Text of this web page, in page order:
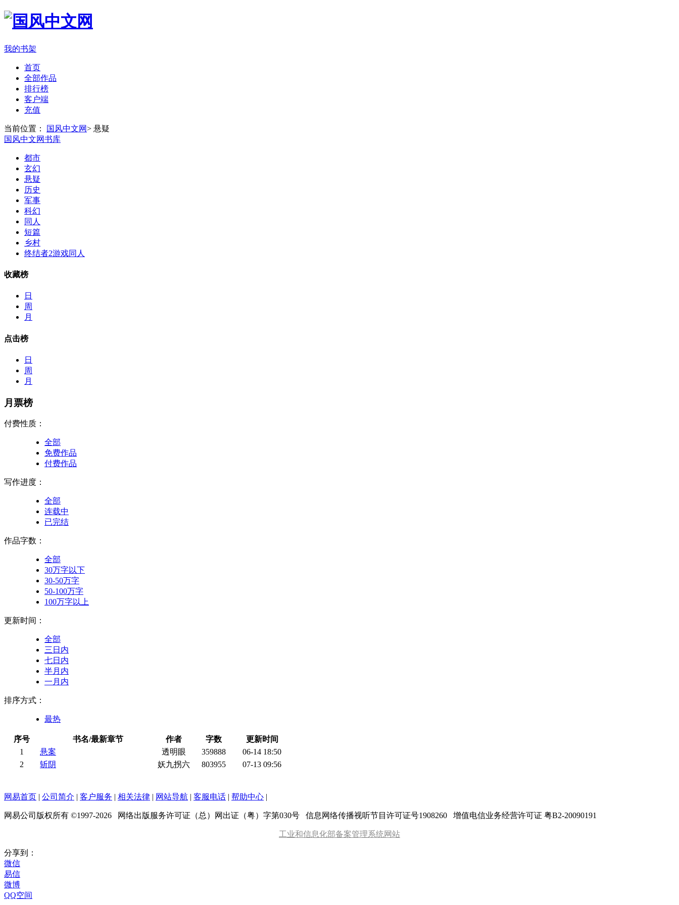
我的书架
首页
全部作品
排行榜
客户端
充值
当前位置： 国风中文网> 悬疑
国风中文网书库
都市
玄幻
悬疑
历史
军事
科幻
同人
短篇
乡村
终结者2游戏同人
收藏榜
日
周
月
点击榜
日
周
月
月票榜
付费性质：
全部
免费作品
付费作品
写作进度：
全部
连载中
已完结
作品字数：
全部
30万字以下
30-50万字
50-100万字
100万字以上
更新时间：
全部
三日内
七日内
半月内
一月内
排序方式：
最热
序号 书名/最新章节 作者 字数
更新时间
1
悬案 透明眼 359888
06-14 18:50
2
斩阴 妖九拐六 803955 07-13 09:56
网易首页 | 公司简介 | 客户服务 | 相关法律 | 网站导航 | 客服电话 | 帮助中心 |
网易公司版权所有 ©1997-2026 网络出版服务许可证（总）网出证（粤）字第030号 信息网络传播视听节目许可证号1908260 增值电信业务经营许可证 粤B2-20090191
工业和信息化部备案管理系统网站
分享到：
微信
易信
微博
QQ空间